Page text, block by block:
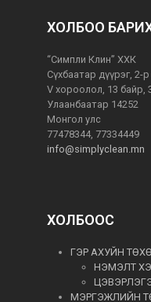
ХОЛБОО
“Симпли Клин” ХХК
Сүхбаатар дүүрэг, 2-
V хороолол, 13 байр,
Улаанбаатар 14252
Монгол улс
77478344, 77334449
info@simplyclean.mn
ХОЛБООС
ГЭР АХУЙН
НЭМЭЛТ
МЭРГЭЖЛИЙН